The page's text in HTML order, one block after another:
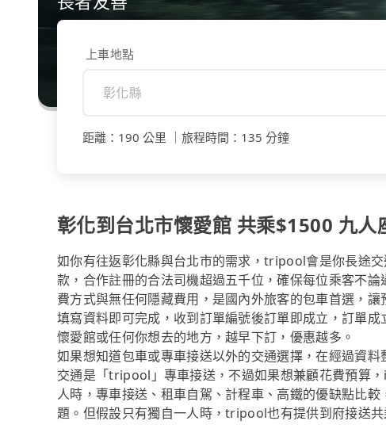
上車地點
距離 ： 190 公里 旅程時間 ： 135 分鐘
彰化到台北市懷愛館 共乘$1500 九人
如你有往返彰化縣與台北市的需求，tripool會是你長途
款，合作註冊的合法司機超過五千位，確保每位乘客不
費方式與無任何隱藏費用，是國內外旅客的包車首選，
填寫資料即可完成，收到訂單編號後訂單即成立，訂單
懷愛館或任何你想去的地方，越早下訂，優惠越多。
如果想知道包車或專車接送以外的交通選擇，在經過資
交通是「tripool」專車接送，不過如果想兼顧花費預算
人時，專車接送、租車自駕、計程車、高鐵的優缺點比
題。但假設只有獨自一人時，tripool也有提供到府接送